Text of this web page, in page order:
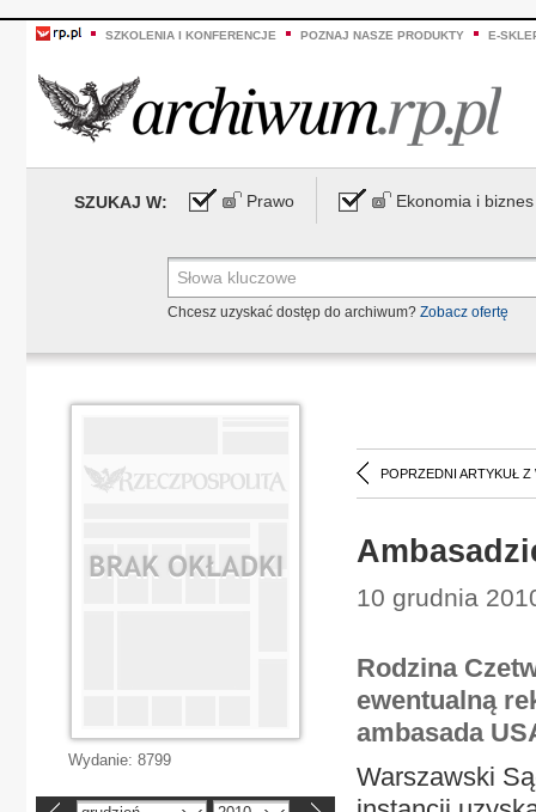
SZKOLENIA I KONFERENCJE POZNAJ NASZE PRODUKTY E-
SZUKAJ W: Prawo Ekonomia i biznes
Chcesz uzyskać dostęp do archiwum? Zobacz ofertę
POPRZEDNI ARTYKUŁ Z
10 grudnia
Rodzina
ewentualną
ambasada
Warszawski
Wydanie: 8799